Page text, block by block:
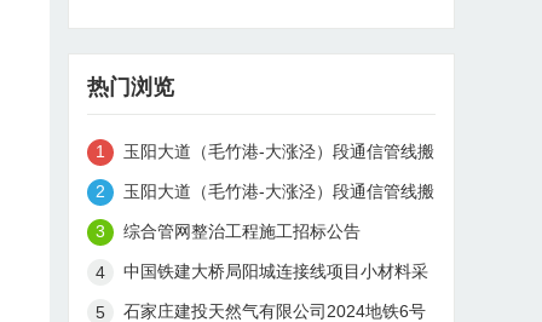
热门浏览
玉阳大道（毛竹港-大涨泾）段通信管线搬
迁工程中标候选人公示
玉阳大道（毛竹港-大涨泾）段通信管线搬
迁工程（监理）中标候选人公示
综合管网整治工程施工招标公告
中国铁建大桥局阳城连接线项目小材料采
购招标公告
石家庄建投天然气有限公司2024地铁6号